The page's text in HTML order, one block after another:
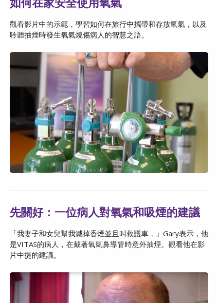
觀看影片中的示範，學習如何在旅行中攜帶和存放氧氣，以及
聆聽抽煙時發生氧氣燒傷病人的智慧之語。
先關好：一位病人對氧氣和吸煙的建議
「我妻子和女兒幫我滅掉香煙並且叫救護車，」Gary表示，他
是VITAS的病人，在戴著氧氣鼻導管時意外抽煙。觀看他在影
片中提的建議。